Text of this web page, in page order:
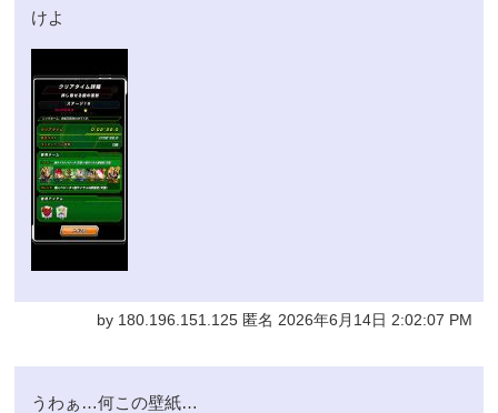
けよ
by 180.196.151.125 匿名 2026年6月14日 2:02:07 PM
うわぁ…何この壁紙…